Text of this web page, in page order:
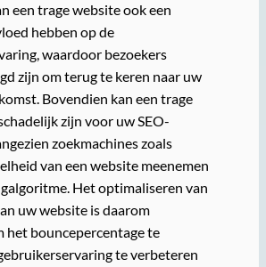
een trage website ook een
hebben op de
waardoor bezoekers
zijn om terug te keren naar uw
Bovendien kan een trage
zijn voor uw SEO-
zoekmachines zoals
van een website meenemen
Het optimaliseren van
uw website is daarom
het bouncepercentage te
te verbeteren